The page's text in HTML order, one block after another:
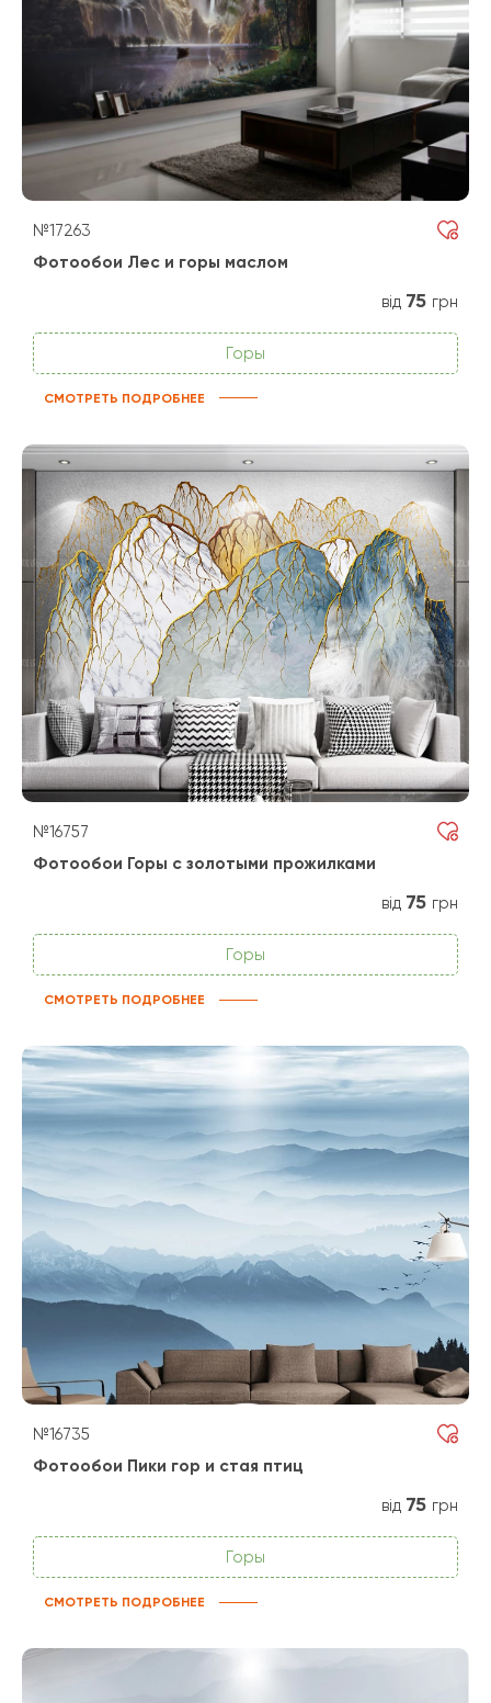
№17263
Фотообои Лес и горы маслом
від 75 грн
Горы
СМОТРЕТЬ ПОДРОБНЕЕ
№16757
Фотообои Горы с золотыми прожилками
від 75 грн
Горы
СМОТРЕТЬ ПОДРОБНЕЕ
№16735
Фотообои Пики гор и стая птиц
від 75 грн
Горы
СМОТРЕТЬ ПОДРОБНЕЕ